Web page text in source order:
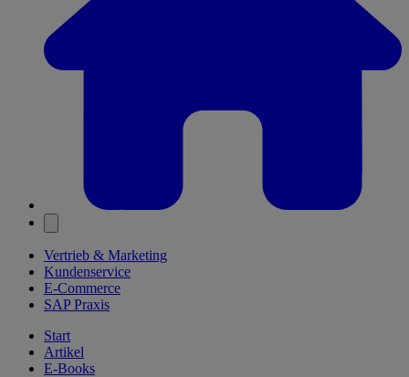
Vertrieb & Marketing
Kundenservice
E-Commerce
SAP Praxis
Start
Artikel
E-Books